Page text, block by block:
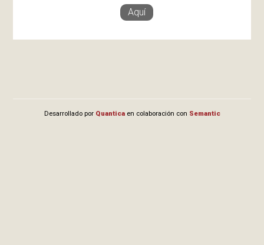
Aquí
Desarrollado por Quanticaen colaboración con Semantic